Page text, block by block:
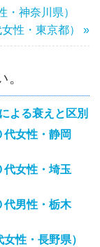
神奈川県）
性・東京都） »
よる衰えと区別
代女性・静岡
代女性・埼玉
代男性・栃木
性・長野県）